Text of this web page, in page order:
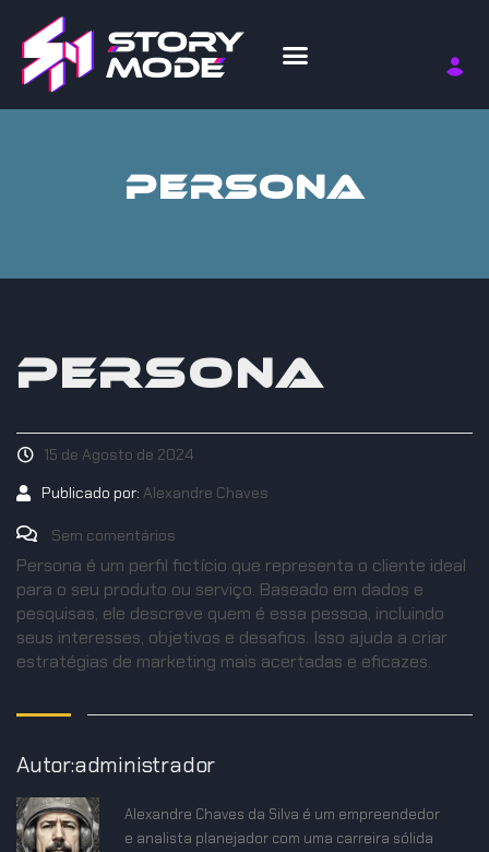
PERSONA
PERSONA
15 de Agosto de 2024
Publicado por: Alexandre Chaves
Sem comentários
Persona é um perfil fictício que representa o cliente ideal
para o seu produto ou serviço. Baseado em dados e
pesquisas, ele descreve quem é essa pessoa, incluindo
seus interesses, objetivos e desafios. Isso ajuda a criar
estratégias de marketing mais acertadas e eficazes.
Autor:administrador
Alexandre Chaves da Silva é um empreendedor
e analista planejador com uma carreira sólida